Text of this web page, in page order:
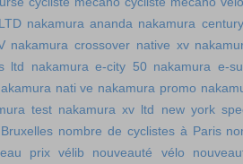
nakamura ananda nakamura
nakamura crossover native xv
ltd
nakamura e-city 50 nakamura e-
nati ve nakamura promo
test nakamura xv ltd
new york
nombre de cyclistes à Paris
prix vélib nouveauté vélo